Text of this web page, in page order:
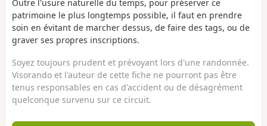
Outre l'usure naturelle du temps, pour préserver ce
patrimoine le plus longtemps possible, il faut en prendre
soin en évitant de marcher dessus, de faire des tags, ou de
graver ses propres inscriptions.
Soyez toujours prudent et prévoyant lors d'une randonnée.
Visorando et l'auteur de cette fiche ne pourront pas être
tenus responsables en cas d'accident ou de désagrément
quelconque survenu sur ce circuit.